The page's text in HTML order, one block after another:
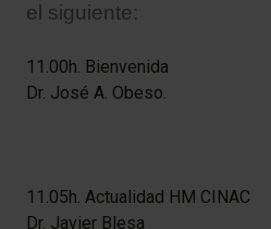
el siguiente:
11.00h. Bienvenida
Dr. José A. Obeso.
11.05h. Actualidad HM CINAC
Dr. Javier Blesa